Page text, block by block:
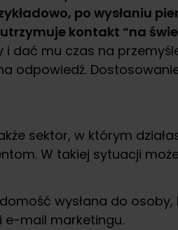
po wysłaniu
kontakt “na
dać mu czas na
odpowiedź.
sektor, w którym
W takiej sytuacji
wysłana do
e-mail marketingu.